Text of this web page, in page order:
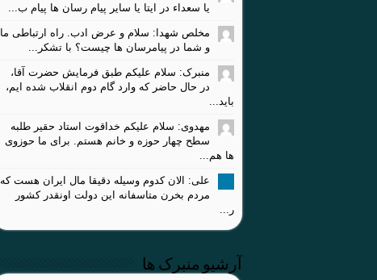
یا سعداء در ایتا یا سایر پیام رسان ها پیام ب...
مخلص شهدا: سلام و عرض ادب. راه ارتباطی ما
و شما در پیامرسان ها چیست؟ با تشکر...
منبرک: سلام علیکم طبق فرمایش حضرت آقا،
در حال حاضر که وارد گام دوم انقلاب شده ایم،
باید...
مهدوی: سلام علیکم خداقوت استاد حقیر طلبه
سطح چهار حوزه و خانم هستم. برای ما حوزوی
ها هم...
علی: الان کدوم وسیله دقیقا مال ایران هست که
مردم بخرن متاسفانه این دولت اونقدر کشور
ر...
آرشیو منبرک ها